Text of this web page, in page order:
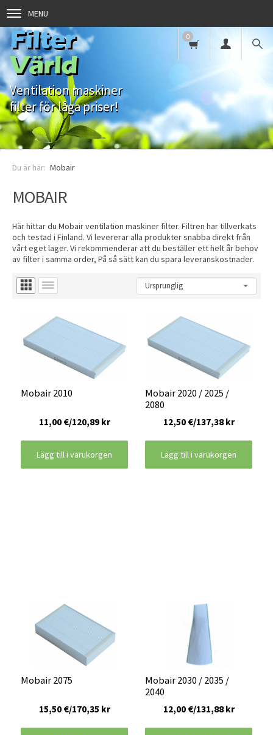
MENU
Filter
Värld
Ventilation maskiner
filter för låga priser!
0
Mobair
MOBAIR
Här hittar du Mobair ventilation maskiner filter. Filtren har tillverkats
och testad i Finland. Vi levererar alla produkter snabba direkt från
vårt eget lager. Vi rekommenderar att du beställer ett helt år behov
av filter i samma order, På så sätt kan du spara leveranskostnader.
Mobair 2010
11,00 €/120,89 kr
Lägg till i varukorgen
Mobair 2020 / 2025 /
2080
12,50 €/137,38 kr
Lägg till i varukorgen
Mobair 2075
15,50 €/170,35 kr
Mobair 2030 / 2035 /
2040
12,00 €/131,88 kr